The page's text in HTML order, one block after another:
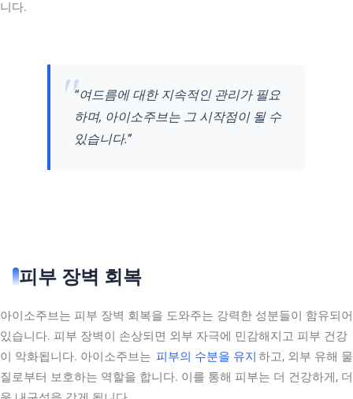
니다.
“여드름에 대한 지속적인 관리가 필요
하며, 아이소주브는 그 시작점이 될 수
있습니다.”
피부 장벽 회복
아이소주브는 피부 장벽 회복을 도와주는 강력한 성분들이 함유되어
있습니다. 피부 장벽이 손상되면 외부 자극에 민감해지고 피부 건강
이 악화됩니다. 아이소주브는 피부의 수분을 유지 하고, 외부 유해 물
질로부터 보호하는 역할을 합니다. 이를 통해 피부는 더 건강하게, 더